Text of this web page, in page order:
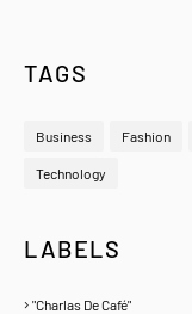
TAGS
Business Fashion
Technology
LABELS
"Charlas De Café"